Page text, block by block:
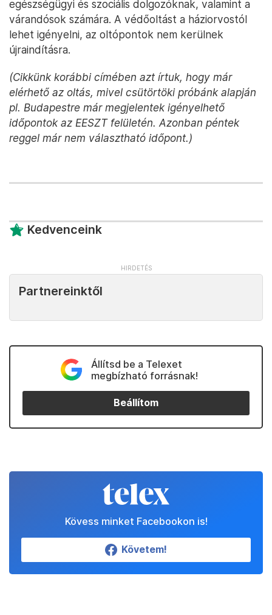
egészségügyi és szociális dolgozóknak, valamint a
várandósok számára. A védőoltást a háziorvostól
lehet igényelni, az oltópontok nem kerülnek
újraindításra.
(Cikkünk korábbi címében azt írtuk, hogy már
elérhető az oltás, mivel csütörtöki próbánk alapján
pl. Budapestre már megjelentek igényelhető
időpontok az EESZT felületén. Azonban péntek
reggel már nem választható időpont.)
Kedvenceink
Partnereinktől
Állítsd be a Telexet
megbízható forrásnak!
Beállítom
Kövess minket Facebookon is!
Követem!